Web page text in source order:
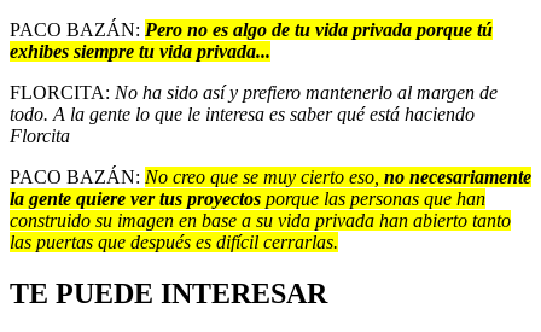
PACO BAZÁN: Pero no es algo de tu vida privada porque tú
exhibes siempre tu vida privada...
FLORCITA: No ha sido así y prefiero mantenerlo al margen de
todo. A la gente lo que le interesa es saber qué está haciendo
Florcita
PACO BAZÁN: No creo que se muy cierto eso, no necesariamente
la gente quiere ver tus proyectos porque las personas que han
construido su imagen en base a su vida privada han abierto tanto
las puertas que después es difícil cerrarlas.
TE PUEDE INTERESAR